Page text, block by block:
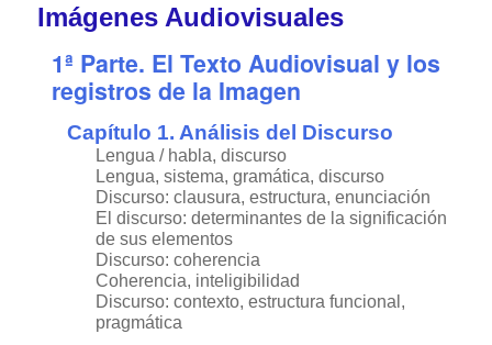
Imágenes Audiovisuales
1ª Parte. El Texto Audiovisual y los
registros de la Imagen
Capítulo 1. Análisis del Discurso
Lengua / habla, discurso
Lengua, sistema, gramática, discurso
Discurso: clausura, estructura, enunciación
El discurso: determinantes de la significación
de sus elementos
Discurso: coherencia
Coherencia, inteligibilidad
Discurso: contexto, estructura funcional,
pragmática